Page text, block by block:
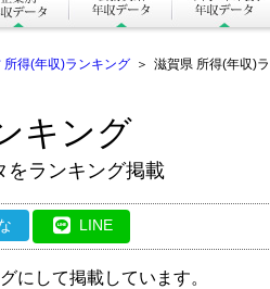
所得(年収)ランキング ＞ 滋賀県 所得(年収)
キング
をランキング掲載
LINE
にして掲載しています。